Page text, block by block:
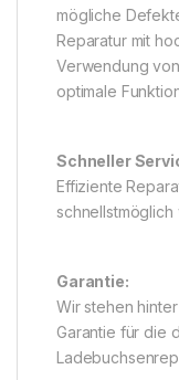
mögliche
Reparatur mit
Verwendung
optimale
Schneller
Effiziente
Garantie:
Wir stehen
Garantie für die